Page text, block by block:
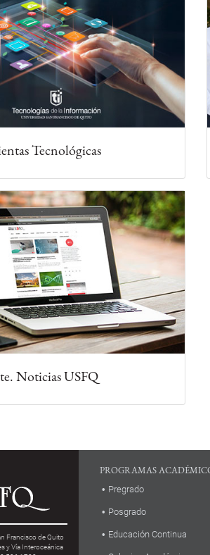
Tecnológicas
Noticias USFQ
Francisco de Quito
y Vía Interoceánica
PROGRAMAS
Pregrado
Posgrado
Educación Continua